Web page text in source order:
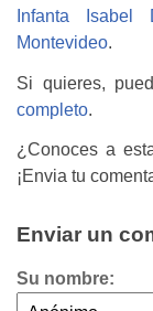
Infanta Isabel
Montevideo.
Si quieres,
completo.
¿Conoces a
¡Envia tu
Enviar un
Su nombre: